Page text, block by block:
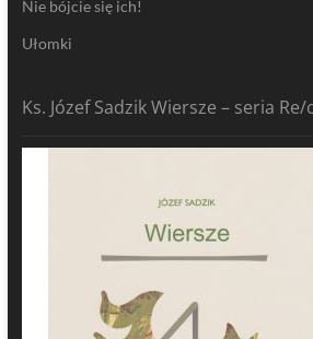
Nie bójcie się ich!
Ułomki
Ks. Józef Sadzik Wiersze – seria